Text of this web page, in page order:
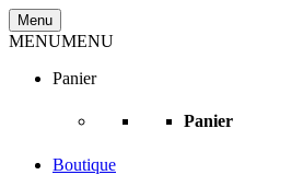
Menu Aller
au
MENUMENU
Panier
Panier
Boutique